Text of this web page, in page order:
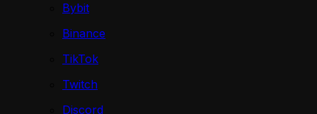
Bybit
Binance
TikTok
Twitch
Discord